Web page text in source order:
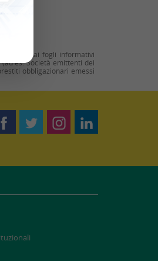
ai fogli informativi
es. Società emittenti dei
obbligazionari emessi